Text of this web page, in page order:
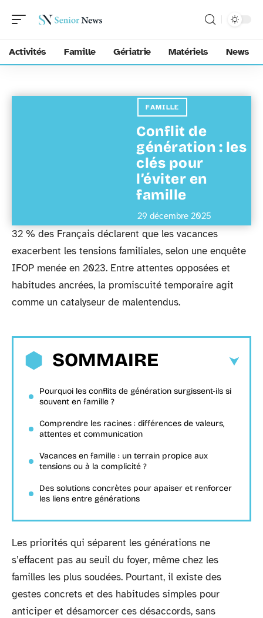
Activités Famille Gériatrie Matériels News
FAMILLE
Conflit de
génération : les
clés pour
l’éviter en
famille
29 décembre 2025
32 % des Français déclarent que les vacances
exacerbent les tensions familiales, selon une enquête
IFOP menée en 2023. Entre attentes opposées et
habitudes ancrées, la promiscuité temporaire agit
comme un catalyseur de malentendus.
SOMMAIRE
Pourquoi les conflits de génération surgissent-ils si
souvent en famille ?
Comprendre les racines : différences de valeurs,
attentes et communication
Vacances en famille : un terrain propice aux
tensions ou à la complicité ?
Des solutions concrètes pour apaiser et renforcer
les liens entre générations
Les priorités qui séparent les générations ne
s’effacent pas au seuil du foyer, même chez les
familles les plus soudées. Pourtant, il existe des
gestes concrets et des habitudes simples pour
anticiper et désamorcer ces désaccords, sans